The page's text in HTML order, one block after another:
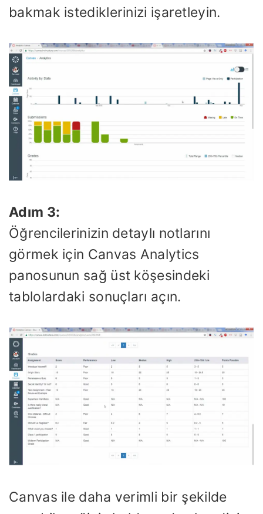
bakmak istediklerinizi işaretleyin.
Adım 3:
Öğrencilerinizin detaylı notlarını
görmek için Canvas Analytics
panosunun sağ üst köşesindeki
tablolardaki sonuçları açın.
Canvas ile daha verimli bir şekilde